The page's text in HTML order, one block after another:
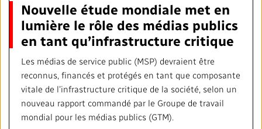
Nouvelle étude mondiale met en
lumière le rôle des médias publics
en tant qu’infrastructure critique
Les médias de service public (MSP) devraient être
reconnus, financés et protégés en tant que composante
vitale de l’infrastructure critique de la société, selon un
nouveau rapport commandé par le Groupe de travail
mondial pour les médias publics (GTM).